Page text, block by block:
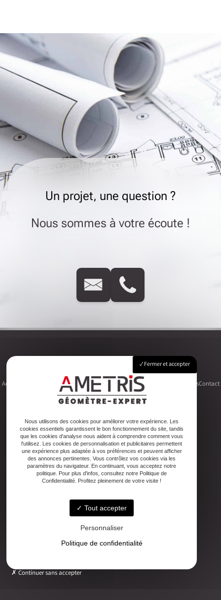
Un projet, une question ?
Nous sommes à votre écoute !
Accueil FoncierUrbanismeCopropriétéTopographie Autres activitésContact
Adresse
2ter Cour Xavier Moreau, 33720 Podensac
Téléphone
05 56 27 26 08
Email
ludovic.chiarami@geometre-expert.fr
Lundi - Vendredi : 08:30–12:30 / 13:30–18:00
Fermer et accepter
Nous utilisons des cookies pour améliorer votre expérience. Les
cookies essentiels garantissent le bon fonctionnement du site, tandis
que les cookies d'analyse nous aident à comprendre comment vous
l'utilisez. Les cookies de personnalisation et publicitaires permettent
une expérience plus adaptée à vos préférences et peuvent afficher
des annonces pertinentes. Vous contrôlez vos cookies via les
paramètres du navigateur. En continuant, vous acceptez notre
politique. Pour plus d'infos, consultez notre Politique de
Confidentialité. Profitez pleinement de votre visite !
Tout accepter
Personnaliser
Politique de confidentialité
Continuer sans accepter